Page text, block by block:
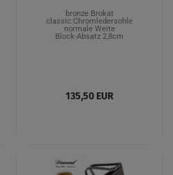
bronze Brokat
classic:Chromledersohle
normale Weite
Block-Absatz 2,8cm
135,50 EUR